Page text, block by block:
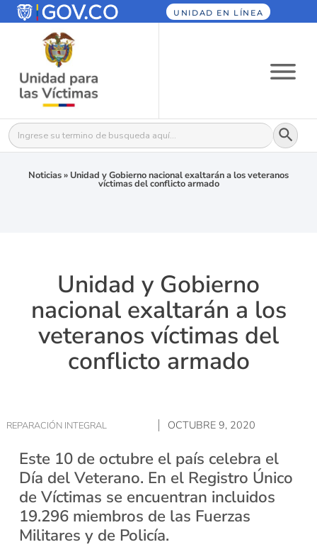
UNIDAD EN LÍNEA
Buscar: Botón
Noticias» Unidad y Gobierno nacional exaltarán a los veteranos
víctimas del conflicto armado
Unidad y Gobierno
nacional exaltarán a los
veteranos víctimas del
conflicto armado
REPARACIÓN INTEGRAL OCTUBRE 9, 2020
Este 10 de octubre el país celebra el
Día del Veterano. En el Registro Único
de Víctimas se encuentran incluidos
19.296 miembros de las Fuerzas
Militares y de Policía.